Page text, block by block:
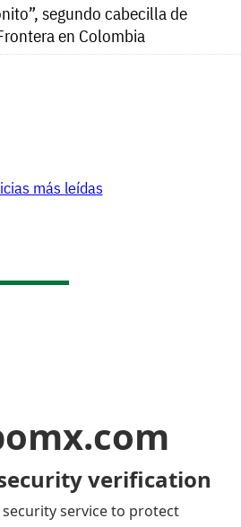
segundo cabecilla de
en Colombia
más leídas